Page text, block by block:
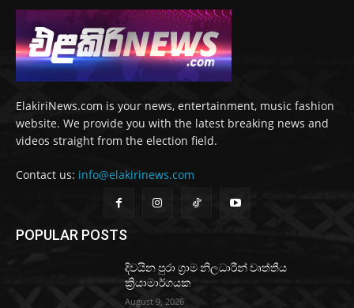
ElakiriNews.com is your news, entertainment, music fashion
website. We provide you with the latest breaking news and
videos straight from the election field.
Contact us: info@elakirinews.com
POPULAR POSTS
දිවයින පුරා ග්‍රාම නිලධාරීන් වෘත්තීය
ක්‍රියාමාර්ගයක
August 9, 2026